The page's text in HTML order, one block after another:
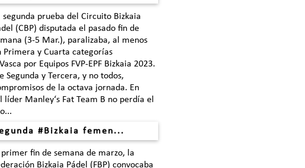
segunda prueba del Circuito Bizkaia
(CBP) disputada el pasado fin de
(3-5 Mar.), paralizaba, al menos
Primera y Cuarta categorías
por Equipos FVP-EPF Bizkaia 2023.
Segunda y Tercera, y no todos,
de la octava jornada. En
líder Manley‘s Fat Team B no perdía el
#Bizkaia femen...
primer fin de semana de marzo, la
Bizkaia Pádel (FBP) convocaba